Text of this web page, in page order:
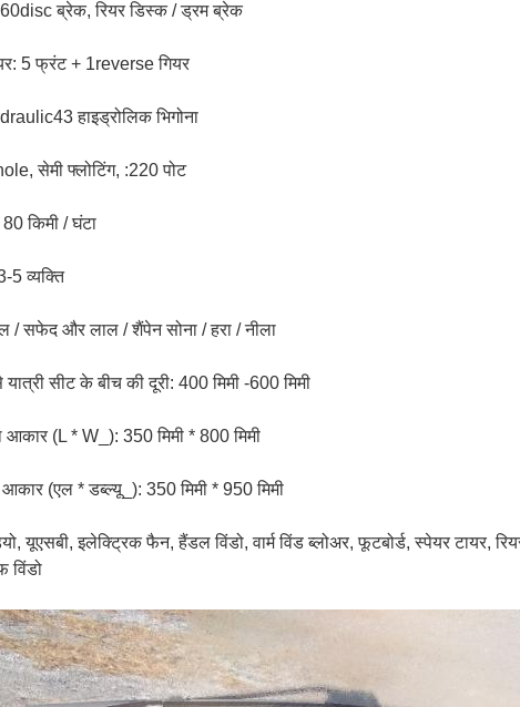
ब्रेक, रियर डिस्क / ड्रम ब्रेक
5 फ्रंट + 1reverse गियर
हाइड्रोलिक भिगोना
सेमी फ्लोटिंग, :220 पोट
किमी / घंटा
5 व्यक्ति
/ सफेद और लाल / शैंपेन सोना / हरा / नीला
सीट के बीच की दूरी: 400 मिमी -600 मिमी
(L * W_): 350 मिमी * 800 मिमी
आकार (एल * डब्ल्यू_): 350 मिमी * 950 मिमी
यूएसबी, इलेक्ट्रिक फैन, हैंडल विंडो, वार्म विंड ब्लोअर, फूटबोर्ड, स्पेयर टायर,
विंडो